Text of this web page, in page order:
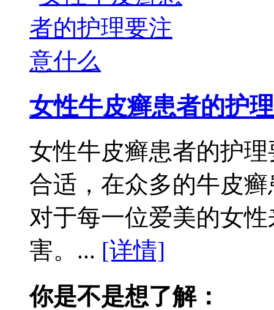
女性牛皮癣患者的护理
女性牛皮癣患者的护
合适，在众多的牛皮
对于每一位爱美的女
害。... [详情]
你是不是想了解：